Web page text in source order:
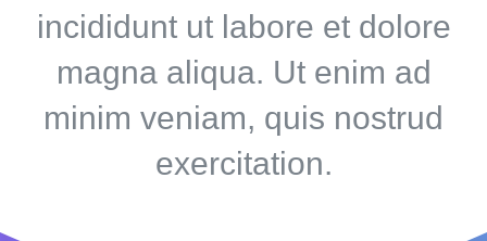
incididunt ut labore et dolore
magna aliqua. Ut enim ad
minim veniam, quis nostrud
exercitation.